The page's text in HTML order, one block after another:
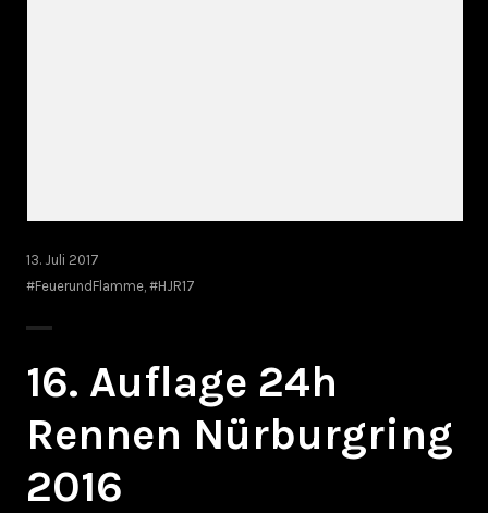
13. Juli 2017
#FeuerundFlamme, #HJR17
16. Auflage 24h
Rennen Nürburgring
2016